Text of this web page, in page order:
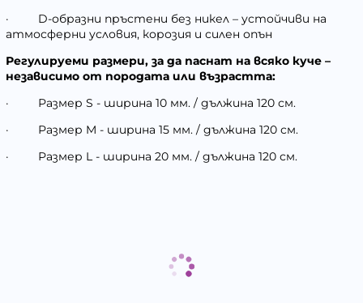
·
D-образни пръстени без никел – устойчиви на
атмосферни условия, корозия и силен опън
Регулируеми размери, за да паснат на всяко куче –
независимо от породата или възрастта:
·
Размер S - ширина 10 мм. / дължина 120 см.
·
Размер M - ширина 15 мм. / дължина 120 см.
·
Размер L - ширина 20 мм. / дължина 120 см.